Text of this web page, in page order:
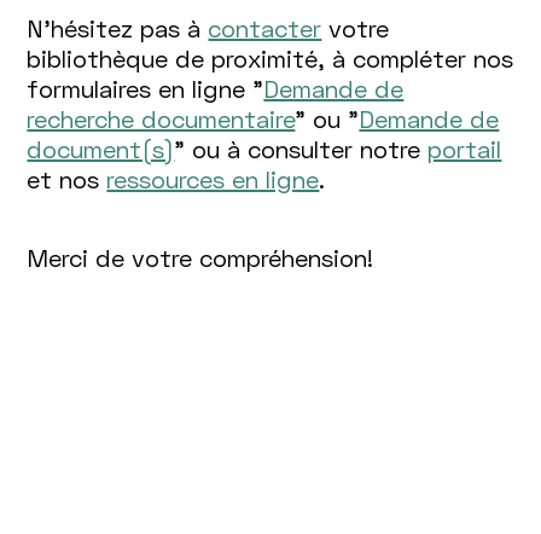
N'hésitez pas à contacter votre
bibliothèque de proximité, à compléter nos
formulaires en ligne "Demande de
recherche documentaire" ou "Demande de
document(s)" ou à consulter notre portail
et nos ressources en ligne.
Merci de votre compréhension!